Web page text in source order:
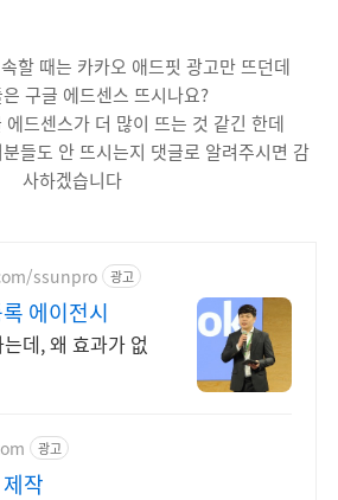
할 때는 카카오 애드핏 광고만 뜨던데
구글 에드센스 뜨시나요?
에드센스가 더 많이 뜨는 것 같긴 한데
들도 안 뜨시는지 댓글로 알려주시면 감
사하겠습니다
ssunpro 광고
에이전시
데, 왜 효과가 없
광고
작